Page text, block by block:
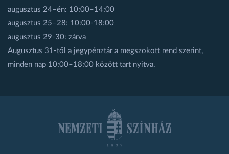
augusztus 24–én: 10:00–14:00
augusztus 25–28: 10:00-18:00
augusztus 29-30: zárva
Augusztus 31-től a jegypénztár a megszokott rend szerint,
minden nap 10:00–18:00 között tart nyitva.